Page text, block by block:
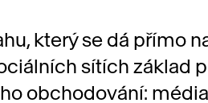
který se dá přímo
sítích základ
obchodování: